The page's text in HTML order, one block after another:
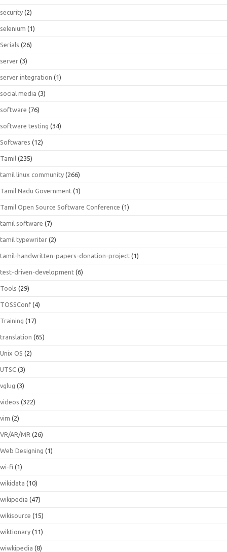
security (2)
selenium (1)
Serials (26)
server (3)
server integration (1)
social media (3)
software (76)
software testing (34)
Softwares (12)
Tamil (235)
tamil linux community (266)
Tamil Nadu Government (1)
Tamil Open Source Software Conference (1)
tamil software (7)
tamil typewriter (2)
tamil-handwritten-papers-donation-project (1)
test-driven-development (6)
Tools (29)
TOSSConf (4)
Training (17)
translation (65)
Unix OS (2)
UTSC (3)
vglug (3)
videos (322)
vim (2)
VR/AR/MR (26)
Web Designing (1)
wi-fi (1)
wikidata (10)
wikipedia (47)
wikisource (15)
wiktionary (11)
wiwkipedia (8)